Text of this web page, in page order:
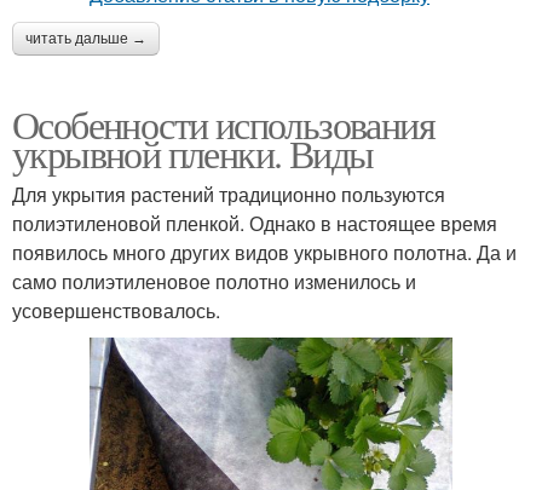
читать дальше →
Особенности использования
укрывной пленки. Виды
Для укрытия растений традиционно пользуются
полиэтиленовой пленкой. Однако в настоящее время
появилось много других видов укрывного полотна. Да и
само полиэтиленовое полотно изменилось и
усовершенствовалось.